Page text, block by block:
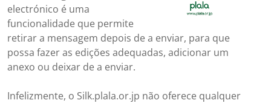
electrónico é uma
funcionalidade que permite
retirar a mensagem depois de a enviar, para que
possa fazer as edições adequadas, adicionar um
anexo ou deixar de a enviar.
Infelizmente, o Silk.plala.or.jp não oferece qualquer